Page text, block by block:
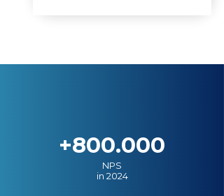
+800.000
NPS
in 2024